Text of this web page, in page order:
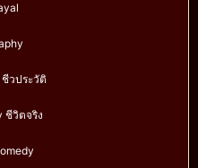
วประวัติ
ชีวิตจริง